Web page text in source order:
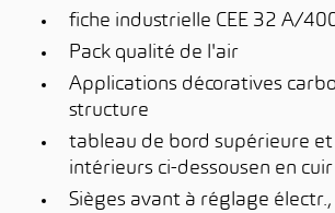
fiche industrielle CEE 32 A/
Pack qualité de l'air
Applications décoratives
structure
tableau de bord supérieure
intérieurs ci-dessousen en cuir
Sièges avant à réglage